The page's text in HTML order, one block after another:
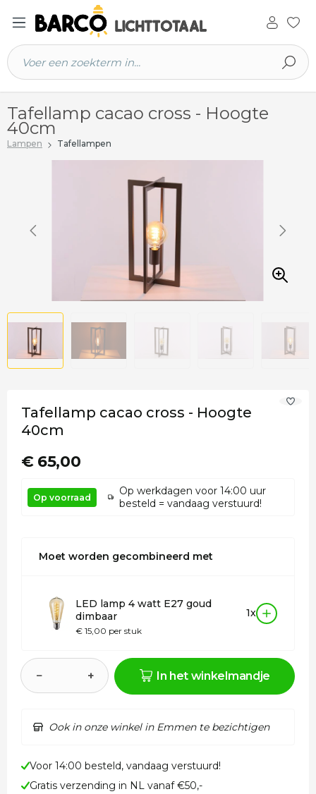
hoofdinhoud
Tafellamp cacao cross - Hoogte
40cm
Lampen Tafellampen
Tafellamp cacao cross - Hoogte
40cm
€ 65,00
Op voorraad
Op werkdagen voor 14:00 uur
besteld = vandaag verstuurd!
Moet worden gecombineerd met
LED lamp 4 watt E27 goud
dimbaar
€ 15,00 per stuk
1x
− + In het winkelmandje
Ook in onze winkel in Emmen te bezichtigen
Voor 14:00 besteld, vandaag verstuurd!
Gratis verzending in NL vanaf €50,-